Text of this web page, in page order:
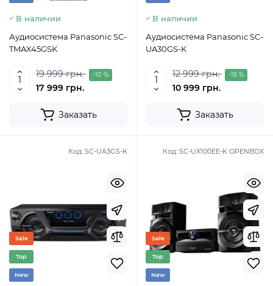
В наличии
Аудиосистема Panasonic SC-
TMAX45GSK
19 999 грн. -10 %
17 999 грн.
Заказать
В наличии
Аудиосистема Panasonic SC-
UA30GS-K
12 999 грн. -15 %
10 999 грн.
Заказать
Код: SC-UA3GS-K
Sale
Top
New
Код: SC-UX100EE-K OPENBOX
Sale
Top
New